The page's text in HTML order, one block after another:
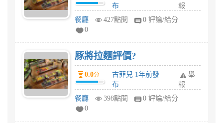
布
報
餐廳
427點閱
0 評論/給分
0
豚將拉麵評價?
0.0分
古菲兒 1年前發
布
舉
報
餐廳
398點閱
0 評論/給分
0